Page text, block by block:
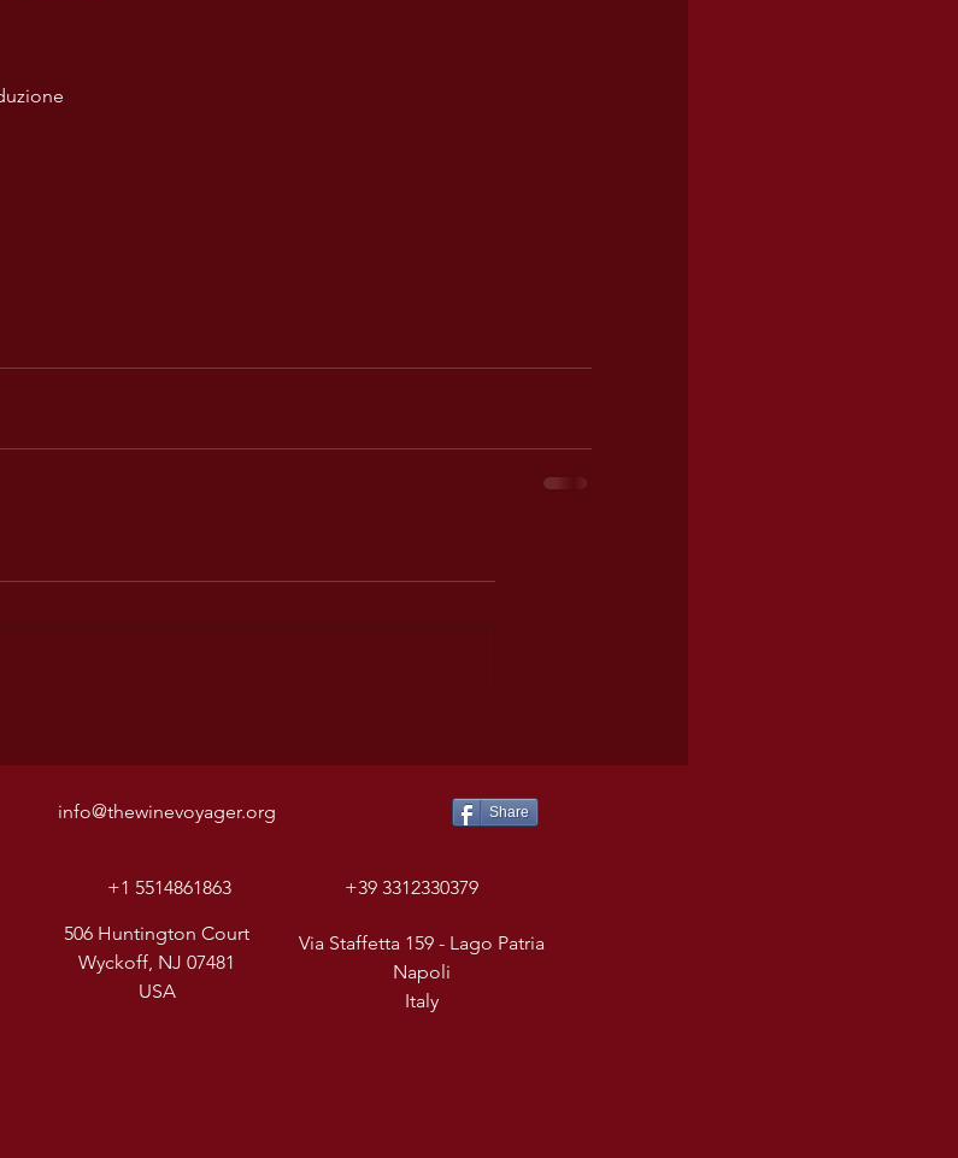
info@thewinevoyager.org Share
+1 5514861863 +39 3312330379
Via Staffetta 159 - Lago Patria
Napoli
Italy
506 Huntington Court
Wyckoff, NJ 07481
USA